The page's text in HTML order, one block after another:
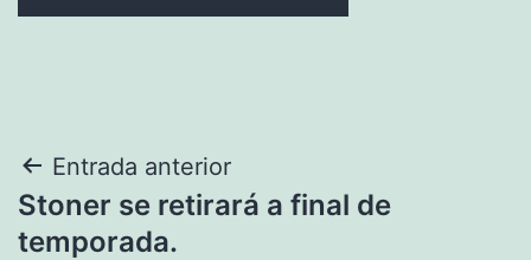
Navegación
de
Entrada anterior
Stoner se retirará a final de
temporada.